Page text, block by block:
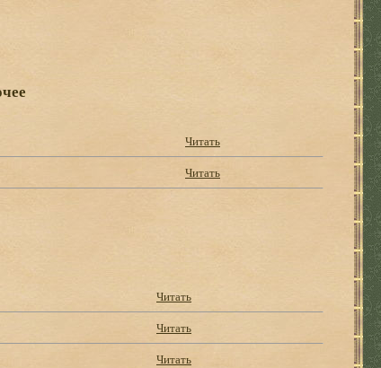
Читать
Читать
Читать
Читать
Читать